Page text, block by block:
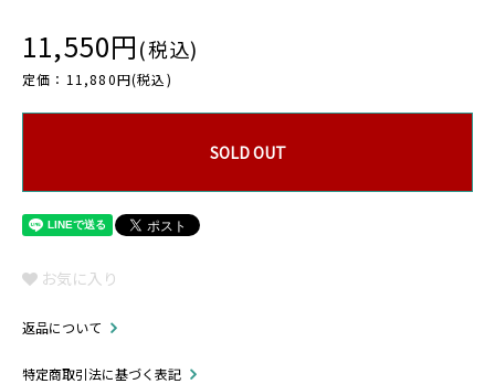
11,550円(税込)
定価：11,880円(税込)
SOLD OUT
お気に入り
返品について
特定商取引法に基づく表記